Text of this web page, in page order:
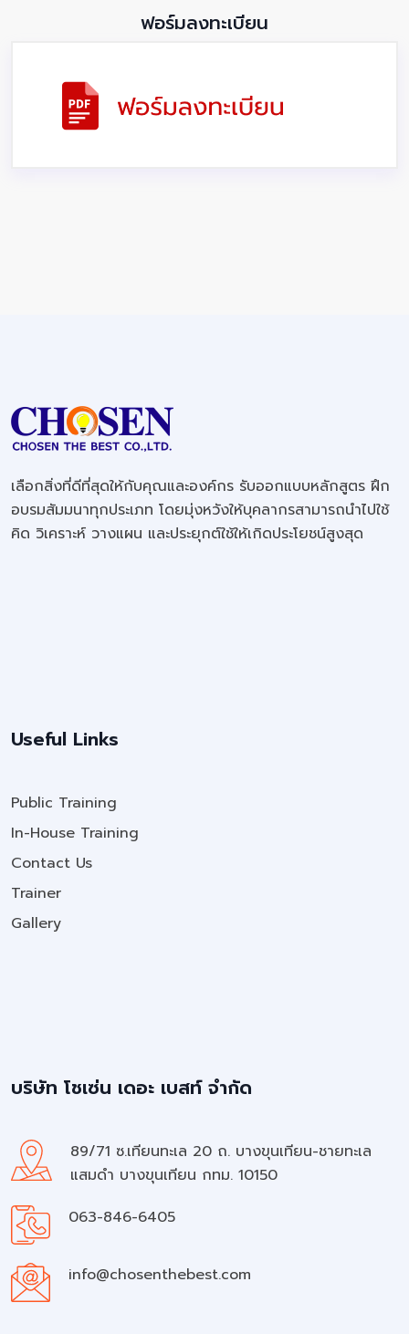
ฟอร์มลงทะเบียน
เลือกสิ่งที่ดีที่สุดให้กับคุณและองค์กร รับออกแบบหลักสูตร ฝึก
อบรมสัมมนาทุกประเภท โดยมุ่งหวังให้บุคลากรสามารถนำไปใช้
คิด วิเคราะห์ วางแผน และประยุกต์ใช้ให้เกิดประโยชน์สูงสุด
Useful Links
Public Training
In-House Training
Contact Us
Trainer
Gallery
บริษัท โชเซ่น เดอะ เบสท์ จำกัด
89/71 ซ.เทียนทะเล 20 ถ. บางขุนเทียน-ชายทะเล
แสมดำ บางขุนเทียน กทม. 10150
063-846-6405
info@chosenthebest.com